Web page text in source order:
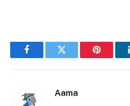
FacebookTwitter Pinterest
Aama